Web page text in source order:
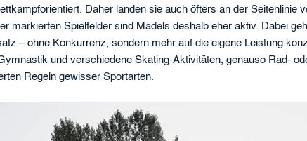
Daher landen sie auch öfters an der Seitenlinie
markierten Spielfelder sind Mädels deshalb eher aktiv. Dabei
– ohne Konkurrenz, sondern mehr auf die eigene Leistung
und verschiedene Skating-Aktivitäten, genauso Rad-
Regeln gewisser Sportarten.